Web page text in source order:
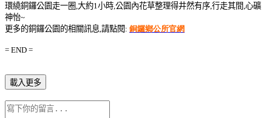
環繞銅鑼公園走一圈 大約1 小時 公園內花草整理得井然有序 行走其間 心礦
神怡~
更多的銅鑼公園的相關訊息 請點閱: 銅鑼鄉公所官網
= END =
載入更多